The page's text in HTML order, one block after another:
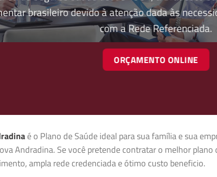
brasileiro devido à atenção dada às
com a Rede Referenciada.
ORÇAMENTO ONLINE
é o Plano de Saúde ideal para sua família e sua
Andradina. Se você pretende contratar o melhor
ampla rede credenciada e ótimo custo beneficio.